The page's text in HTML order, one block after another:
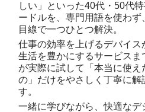
しい」といった40代・50代
ードルを、専門用語を使わず
目線で一つひとつ解決。
仕事の効率を上げるデバイス
生活を豊かにするサービスま
が実際に試して「本当に使え
の」だけをやさしく丁寧に解
す。
一緒に学びながら、快適なデ